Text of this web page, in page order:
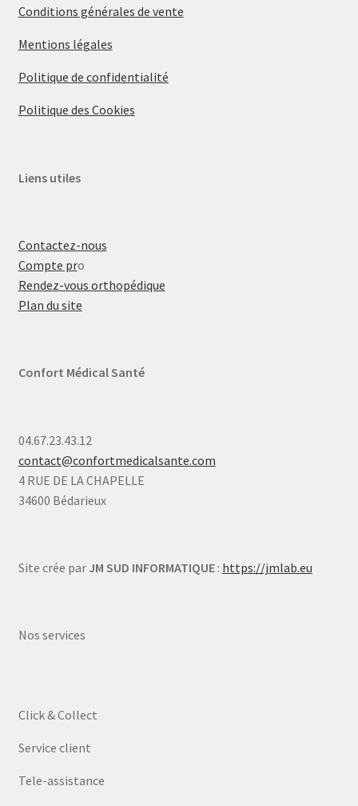
Conditions générales de vente
Mentions légales
Politique de confidentialité
Politique des Cookies
Liens utiles
Contactez-nous
Compte pro
Rendez-vous orthopédique
Plan du site
Confort Médical Santé
04.67.23.43.12
contact@confortmedicalsante.com
4 RUE DE LA CHAPELLE
34600 Bédarieux
Site crée par JM SUD INFORMATIQUE: https://jmlab.eu
Nos services
Click & Collect
Service client
Tele-assistance